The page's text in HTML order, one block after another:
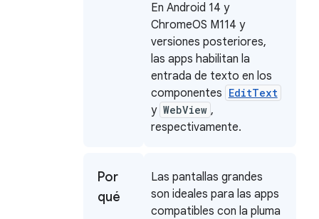
En Android 14 y
ChromeOS M114 y
versiones posteriores,
las apps habilitan la
entrada de texto en los
componentes EditText
y WebView ,
respectivamente.
Por
qué
Las pantallas grandes
son ideales para las apps
compatibles con la pluma